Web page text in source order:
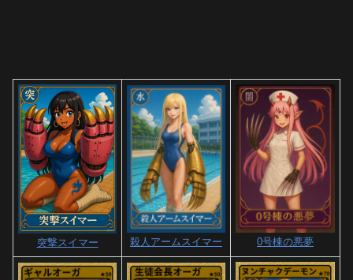
突撃スイマー 殺人アームスイマー 0号棟の悪夢